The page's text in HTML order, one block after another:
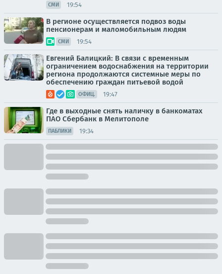
СМИ 19:54
В регионе осуществляется подвоз воды
пенсионерам и маломобильным людям
СМИ 19:54
Евгений Балицкий: В связи с временным
ограничением водоснабжения на территории
региона продолжаются системные меры по
обеспечению граждан питьевой водой
ОФИЦ. 19:47
Где в выходные снять наличку в банкоматах
ПАО Сбербанк в Мелитополе
ПАБЛИКИ 19:34